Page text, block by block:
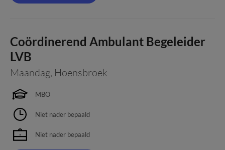
Coördinerend Ambulant Begeleider
LVB
Maandag, Hoensbroek
MBO
Niet nader bepaald
Niet nader bepaald